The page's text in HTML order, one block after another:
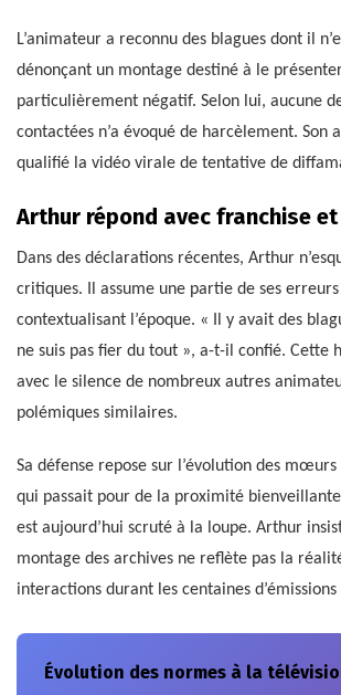
L’animateur a reconnu des blagues dont il
dénonçant un montage destiné à le
particulièrement négatif. Selon lui, aucune
contactées n’a évoqué de harcèlement. Son
qualifié la vidéo virale de tentative de
Arthur répond avec franchise
Dans des déclarations récentes, Arthur
critiques. Il assume une partie de ses
contextualisant l’époque. « Il y avait des
ne suis pas fier du tout », a-t-il confié. Cette
avec le silence de nombreux autres
polémiques similaires.
Sa défense repose sur l’évolution des
qui passait pour de la proximité
est aujourd’hui scruté à la loupe. Arthur
montage des archives ne reflète pas la
interactions durant les centaines d’émissions
Évolution des normes à la